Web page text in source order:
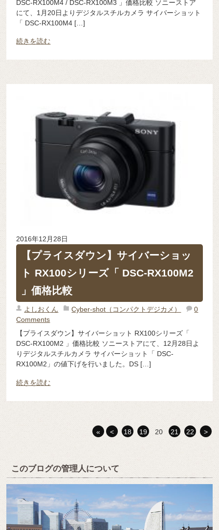
DSC-RX100M4 / DSC-RX100M3 」価格比較 ソニーストア
にて、1月20日よりデジタルスチルカメラ サイバーショット
「 DSC-RX100M4 […]
続きを読む
2016年12月28日
【プライスダウン】サイバーショッ
ト RX100シリーズ「 DSC-RX100M2
」価格比較
よしおくん Cyber-shot（コンパクトデジカメ）
0
Comments
【プライスダウン】サイバーショット RX100シリーズ「
DSC-RX100M2 」価格比較 ソニーストアにて、12月28日よ
りデジタルスチルカメラ サイバーショット「 DSC-
RX100M2」の値下げを行いました。DS […]
続きを読む
« < 18 19 20 21 22 >
このブログの管理人について